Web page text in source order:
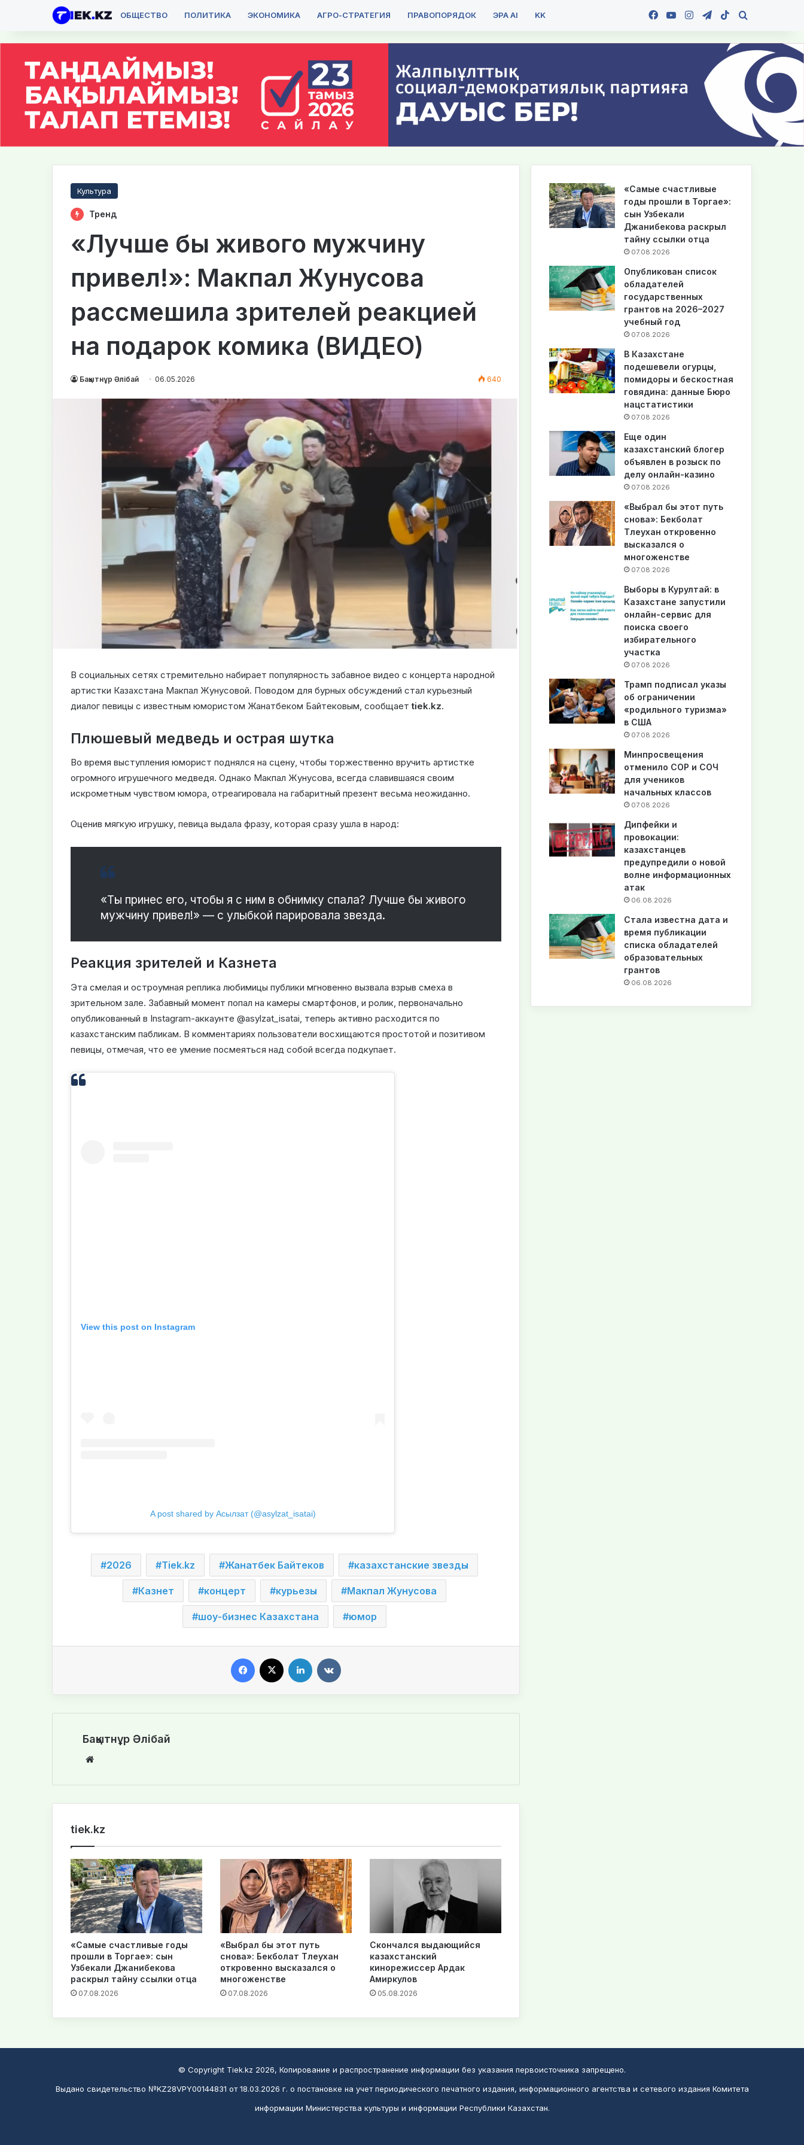
ОБЩЕСТВО ПОЛИТИКА ЭКОНОМИКА АГРО-СТРАТЕГИЯ ПРАВОПОРЯДОК ЭРА AI KK Facebook
YouTubeInstagramTelegram
TikTok
Культура
Тренд
«Лучше бы живого мужчину
привел!»: Макпал Жунусова
рассмешила зрителей реакцией
на подарок комика (ВИДЕО)
Бақытнұр Әлібай 06.05.2026 640
В социальных сетях стремительно набирает популярность забавное видео с концерта народной
артистки Казахстана Макпал Жунусовой. Поводом для бурных обсуждений стал курьезный
диалог певицы с известным юмористом Жанатбеком Байтековым, сообщаетtiek.kz.
Плюшевый медведь и острая шутка
Во время выступления юморист поднялся на сцену, чтобы торжественно вручить артистке
огромного игрушечного медведя. Однако Макпал Жунусова, всегда славившаяся своим
искрометным чувством юмора, отреагировала на габаритный презент весьма неожиданно.
Оценив мягкую игрушку, певица выдала фразу, которая сразу ушла в народ:
«Ты принес его, чтобы я с ним в обнимку спала? Лучше бы живого
мужчину привел!» — с улыбкой парировала звезда.
Реакция зрителей и Казнета
Эта смелая и остроумная реплика любимицы публики мгновенно вызвала взрыв смеха в
зрительном зале. Забавный момент попал на камеры смартфонов, и ролик, первоначально
опубликованный в Instagram-аккаунте @asylzat_isatai, теперь активно расходится по
казахстанским пабликам. В комментариях пользователи восхищаются простотой и позитивом
певицы, отмечая, что ее умение посмеяться над собой всегда подкупает.
View this post on Instagram
A post shared by Асылзат (@asylzat_isatai)
2026 Tiek.kz Жанатбек Байтеков казахстанские звезды
Казнет концерт курьезы Макпал Жунусова
шоу-бизнес Казахстана юмор
Бақытнұр Әлібай
te
tiek.kz
«Самые счастливые годы
прошли в Торгае»: сын
Узбекали Джанибекова
раскрыл тайну ссылки отца
07.08.2026
«Выбрал бы этот путь
снова»: Бекболат Тлеухан
откровенно высказался о
многоженстве
07.08.2026
Скончался выдающийся
казахстанский
кинорежиссер Ардак
Амиркулов
05.08.2026
«Самые счастливые
годы прошли в Торгае»:
сын Узбекали
Джанибекова раскрыл
тайну ссылки отца
07.08.2026
Опубликован список
обладателей
государственных
грантов на 2026–2027
учебный год
07.08.2026
В Казахстане
подешевели огурцы,
помидоры и бескостная
говядина: данные Бюро
нацстатистики
07.08.2026
Еще один
казахстанский блогер
объявлен в розыск по
делу онлайн-казино
07.08.2026
«Выбрал бы этот путь
снова»: Бекболат
Тлеухан откровенно
высказался о
многоженстве
07.08.2026
Выборы в Курултай: в
Казахстане запустили
онлайн-сервис для
поиска своего
избирательного
участка
07.08.2026
Трамп подписал указы
об ограничении
«родильного туризма»
в США
07.08.2026
Минпросвещения
отменило СОР и СОЧ
для учеников
начальных классов
07.08.2026
Дипфейки и
провокации:
казахстанцев
предупредили о новой
волне информационных
атак
06.08.2026
Стала известна дата и
время публикации
списка обладателей
образовательных
грантов
06.08.2026
© Copyright Tiek.kz 2026, Копирование и распространение информации без указания первоисточника запрещено.
Выдано свидетельство №KZ28VPY00144831 от 18.03.2026 г. о постановке на учет периодического печатного издания, информационного агентства и сетевого издания Комитета
информации Министерства культуры и информации Республики Казахстан.